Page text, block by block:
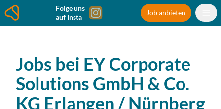
Folge uns
auf Insta
Job anbieten
Jobs bei EY Corporate
Solutions GmbH & Co.
KG Erlangen / Nürnberg